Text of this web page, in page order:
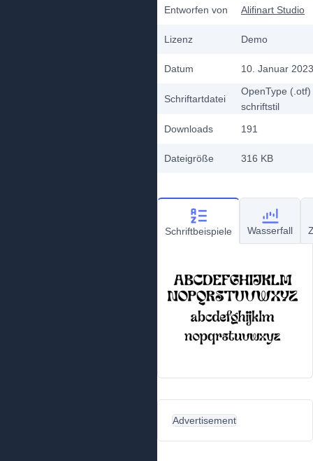
Entworfen von Alifinart Studio
Lizenz Demo
Datum 10. Januar 2023
Schriftartdatei
OpenType (.otf)
schriftstil
Downloads
191
Dateigröße 316 KB
Schriftbeispiele Wasserfall
Advertisement